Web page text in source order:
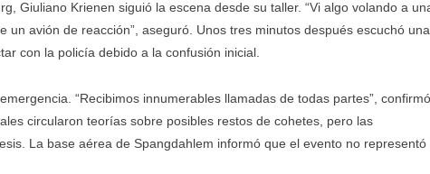
Giuliano Krienen siguió la escena desde su taller. “Vi algo volando a
un avión de reacción”, aseguró. Unos tres minutos después escuchó una
con la policía debido a la confusión inicial.
“Recibimos innumerables llamadas de todas partes”, confirmó
circularon teorías sobre posibles restos de cohetes, pero las
La base aérea de Spangdahlem informó que el evento no representó